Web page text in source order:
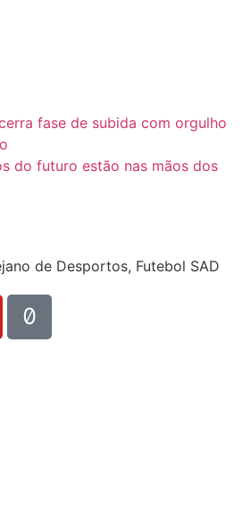
fase de subida com orgulho
do futuro estão nas mãos dos
de Desportos, Futebol SAD